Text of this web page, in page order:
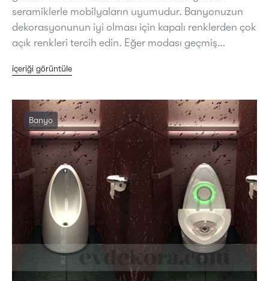
seramiklerle mobilyaların uyumudur. Banyonuzun
dekorasyonunun iyi olması için kapalı renklerden çok
açık renkleri tercih edin. Eğer modası geçmiş…
içeriği görüntüle
Banyo